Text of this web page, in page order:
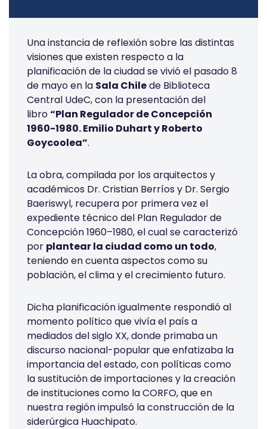
Una instancia de reflexión sobre las distintas
visiones que existen respecto a la
planificación de la ciudad se vivió el pasado 8
de mayo en la Sala Chilede Biblioteca
Central UdeC, con la presentación del
libro“Plan Regulador de Concepción
1960-1980. Emilio Duhart y Roberto
Goycoolea”.
La obra, compilada por los arquitectos y
académicos Dr. Cristian Berríos y Dr. Sergio
Baeriswyl, recupera por primera vez el
expediente técnico del Plan Regulador de
Concepción 1960–1980, el cual se caracterizó
por plantear la ciudad como un todo,
teniendo en cuenta aspectos como su
población, el clima y el crecimiento futuro.
Dicha planificación igualmente respondió al
momento político que vivía el país a
mediados del siglo XX, donde primaba un
discurso nacional-popular que enfatizaba la
importancia del estado, con políticas como
la sustitución de importaciones y la creación
de instituciones como la CORFO, que en
nuestra región impulsó la construcción de la
siderúrgica Huachipato.